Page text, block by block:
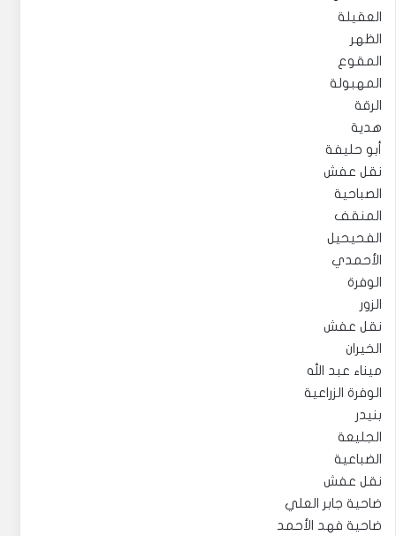
العقيلة
الظهر
المقوع
المهبولة
الرقة
هدية
أبو حليفة
نقل عفش
الصباحية
المنقف
الفحيحيل
الأحمدي
الوفرة
الزور
نقل عفش
الخيران
ميناء عبد الله
الوفرة الزراعية
بنيدر
الجليعة
الضباعية
نقل عفش
ضاحية جابر العلي
ضاحية فهد الأحمد